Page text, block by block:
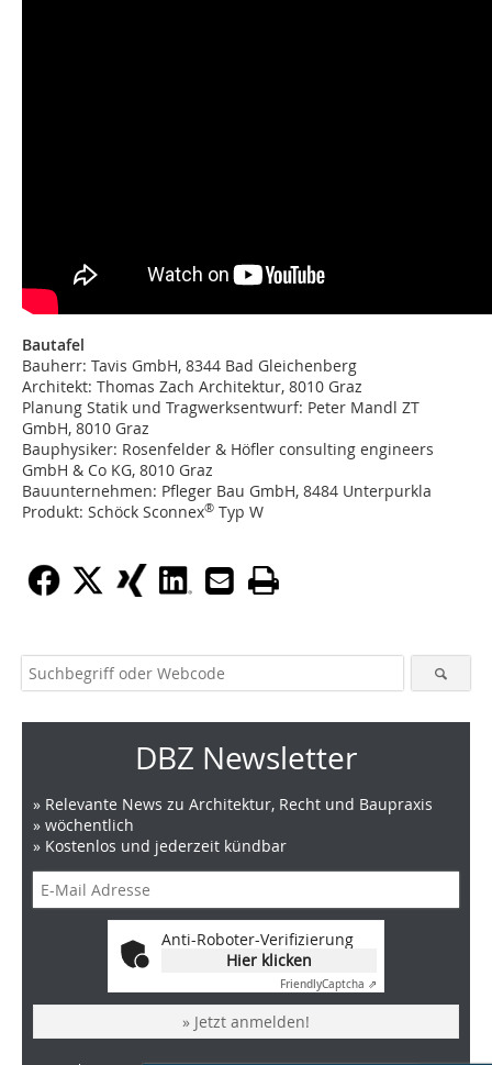
Bautafel
Bauherr: Tavis GmbH, 8344 Bad Gleichenberg
Architekt: Thomas Zach Architektur, 8010 Graz
Planung Statik und Tragwerksentwurf: Peter Mandl ZT
GmbH, 8010 Graz
Bauphysiker: Rosenfelder & Höfler consulting engineers
GmbH & Co KG, 8010 Graz
Bauunternehmen: Pfleger Bau GmbH, 8484 Unterpurkla
Produkt: Schöck Sconnex® Typ W
DBZ Newsletter
» Relevante News zu Architektur, Recht und Baupraxis
» wöchentlich
» Kostenlos und jederzeit kündbar
Anti-Roboter-Verifizierung
Hier klicken
FriendlyCaptcha ⇗
» Jetzt anmelden!